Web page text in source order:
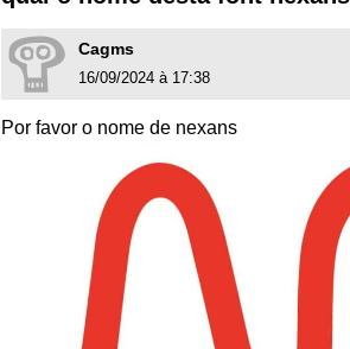
Cagms
16/09/2024 à 17:38
Por favor o nome de nexans